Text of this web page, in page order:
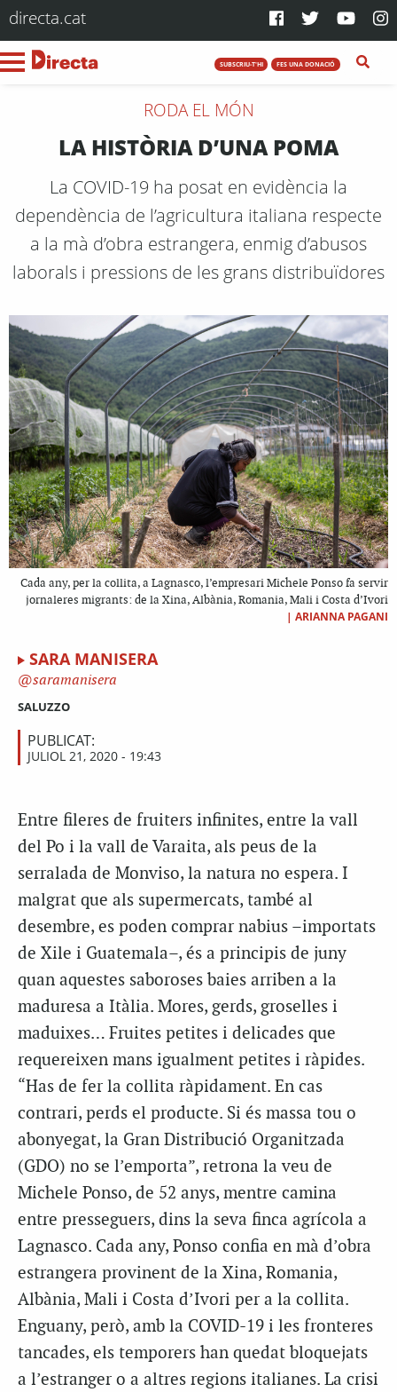
directa.cat
SUBSCRIU-T'HI FES UNA DONACIÓ
RODA EL MÓN
LA HISTÒRIA D’UNA POMA
La COVID-19 ha posat en evidència la
dependència de l’agricultura italiana respecte
a la mà d’obra estrangera, enmig d’abusos
laborals i pressions de les grans distribuïdores
Cada any, per la collita, a Lagnasco, l’empresari Michele Ponso fa servir
jornaleres migrants: de la Xina, Albània, Romania, Mali i Costa d’Ivori
| ARIANNA PAGANI
SARA MANISERA
saramanisera
SALUZZO
PUBLICAT:
JULIOL 21, 2020 - 19:43
Entre fileres de fruiters infinites, entre la vall
del Po i la vall de Varaita, als peus de la
serralada de Monviso, la natura no espera. I
malgrat que als supermercats, també al
desembre, es poden comprar nabius –importats
de Xile i Guatemala–, és a principis de juny
quan aquestes saboroses baies arriben a la
maduresa a Itàlia. Mores, gerds, groselles i
maduixes… Fruites petites i delicades que
requereixen mans igualment petites i ràpides.
“Has de fer la collita ràpidament. En cas
contrari, perds el producte. Si és massa tou o
abonyegat, la Gran Distribució Organitzada
(GDO) no se l’emporta”, retrona la veu de
Michele Ponso, de 52 anys, mentre camina
entre presseguers, dins la seva finca agrícola a
Lagnasco. Cada any, Ponso confia en mà d’obra
estrangera provinent de la Xina, Romania,
Albània, Mali i Costa d’Ivori per a la collita.
Enguany, però, amb la COVID-19 i les fronteres
tancades, els temporers han quedat bloquejats
a l’estranger o a altres regions italianes. La crisi